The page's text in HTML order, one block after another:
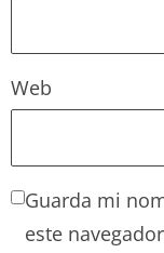
Web
Guarda mi
este